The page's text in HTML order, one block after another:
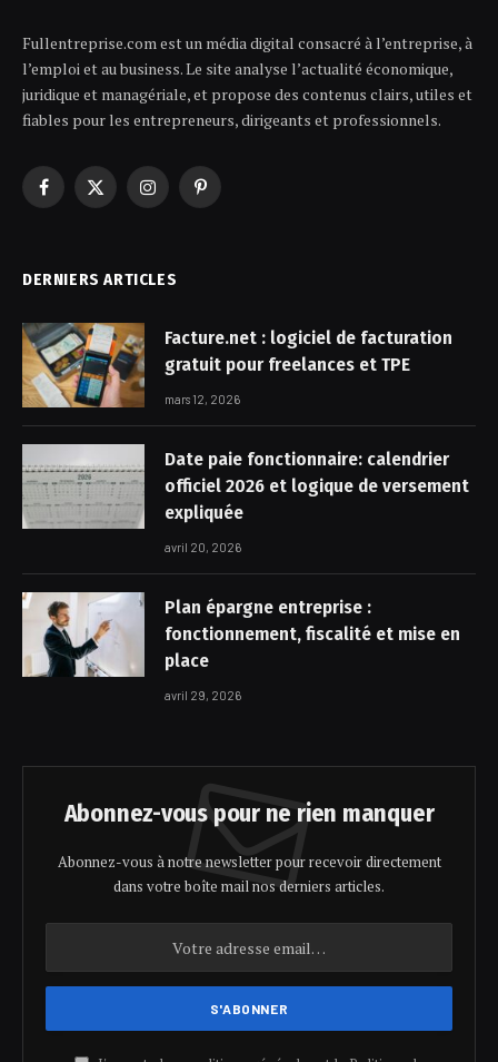
Fullentreprise.com est un média digital consacré à l’entreprise, à
l’emploi et au business. Le site analyse l’actualité économique,
juridique et managériale, et propose des contenus clairs, utiles et
fiables pour les entrepreneurs, dirigeants et professionnels.
Facebook
X
InstagramPinterest
DERNIERS ARTICLES
Facture.net : logiciel de facturation
gratuit pour freelances et TPE
mars 12, 2026
Date paie fonctionnaire: calendrier
officiel 2026 et logique de versement
expliquée
avril 20, 2026
Plan épargne entreprise :
fonctionnement, fiscalité et mise en
place
avril 29, 2026
Abonnez-vous pour ne rien manquer
Abonnez-vous à notre newsletter pour recevoir directement
dans votre boîte mail nos derniers articles.